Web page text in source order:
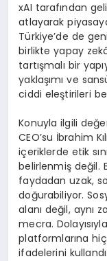
xAI tarafından geli
atlayarak
Türkiye’de de
birlikte yapay zek
tartışmalı bir yapı
yaklaşımıve sans
ciddi eleştirileri
Konuyla ilgili değ
CEO’su İbrahim Kıl
içeriklerde etik sını
belirlenmiş değil.
faydadan uzak,
doğurabiliyor.
alanı değil, aynı
mecra. Dolayısı
platformlarına hiç
ifadelerini kullandı